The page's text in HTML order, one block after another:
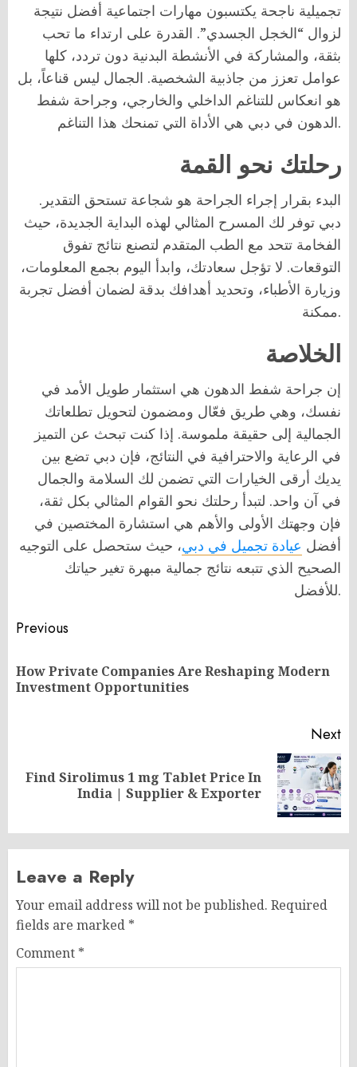
تجميلية ناجحة يكتسبون مهارات اجتماعية أفضل نتيجة
لزوال “الخجل الجسدي”. القدرة على ارتداء ما تحب
بثقة، والمشاركة في الأنشطة البدنية دون تردد، كلها
عوامل تعزز من جاذبية الشخصية. الجمال ليس قناعاً، بل
هو انعكاس للتناغم الداخلي والخارجي، وجراحة شفط
الدهون في دبي هي الأداة التي تمنحك هذا التناغم.
رحلتك نحو القمة
البدء بقرار إجراء الجراحة هو شجاعة تستحق التقدير.
دبي توفر لك المسرح المثالي لهذه البداية الجديدة، حيث
الفخامة تتحد مع الطب المتقدم لتصنع نتائج تفوق
التوقعات. لا تؤجل سعادتك، وابدأ اليوم بجمع المعلومات،
وزيارة الأطباء، وتحديد أهدافك بدقة لضمان أفضل تجربة
ممكنة.
الخلاصة
إن جراحة شفط الدهون هي استثمار طويل الأمد في
نفسك، وهي طريق فعّال ومضمون لتحويل تطلعاتك
الجمالية إلى حقيقة ملموسة. إذا كنت تبحث عن التميز
في الرعاية والاحترافية في النتائج، فإن دبي تضع بين
يديك أرقى الخيارات التي تضمن لك السلامة والجمال
في آن واحد. لتبدأ رحلتك نحو القوام المثالي بكل ثقة،
فإن وجهتك الأولى والأهم هي استشارة المختصين في
أفضل عيادة تجميل في دبي، حيث ستحصل على التوجيه
الصحيح الذي تتبعه نتائج جمالية مبهرة تغير حياتك
للأفضل.
Post
navigation
Previous
How Private Companies Are Reshaping Modern
Investment Opportunities
Next
Next
Find Sirolimus 1 mg Tablet Price In
India | Supplier & Exporter
Leave a Reply
Your email address will not be published. Required
fields are marked *
Comment *